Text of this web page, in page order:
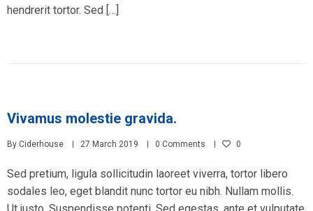
hendrerit tortor. Sed […]
Vivamus molestie gravida.
By Ciderhouse 27 March 2019 0 Comments 0
Sed pretium, ligula sollicitudin laoreet viverra, tortor libero
sodales leo, eget blandit nunc tortor eu nibh. Nullam mollis.